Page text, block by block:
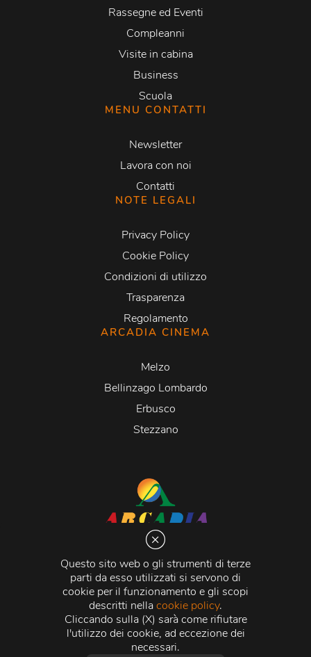
Questo sito web o gli strumenti di terze
parti da esso utilizzati si servono di
cookie per il funzionamento e gli scopi
descritti nellacookie policy.
Cliccando sulla (X) sarà come rifiutare
l'utilizzo dei cookie, ad eccezione dei
necessari.
Rassegne ed Eventi
Compleanni
Visite in cabina
Business
Scuola
MENU CONTATTI
Newsletter
Lavora con noi
Contatti
NOTE LEGALI
Privacy Policy
Cookie Policy
Condizioni di utilizzo
Trasparenza
Regolamento
ARCADIA CINEMA
Melzo
Bellinzago Lombardo
Erbusco
Stezzano
Via Martiri della Libertà 20066 Melzo (MI)
C.C.I.A.A. - R.E.A di Milano n. 1427910
Registro delle Imprese di Milano n. 338392 -
Fiscale e Partita Iva11015840157 | Capitale Sociale
500.000,00 i.v.
Credits:Crea Informatica S.r.l. 2026 © Tutti i diritti
riservati.